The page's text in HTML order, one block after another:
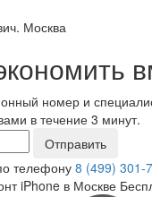
Москва
номер и
в течение 3 минут.
телефону 8 (499) 301-
iPhone в Москве